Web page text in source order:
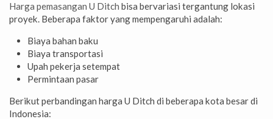
Harga pemasangan U Ditch bisa bervariasi tergantung lokasi
proyek. Beberapa faktor yang mempengaruhi adalah:
Biaya bahan baku
Biaya transportasi
Upah pekerja setempat
Permintaan pasar
Berikut perbandingan harga U Ditch di beberapa kota besar di
Indonesia: